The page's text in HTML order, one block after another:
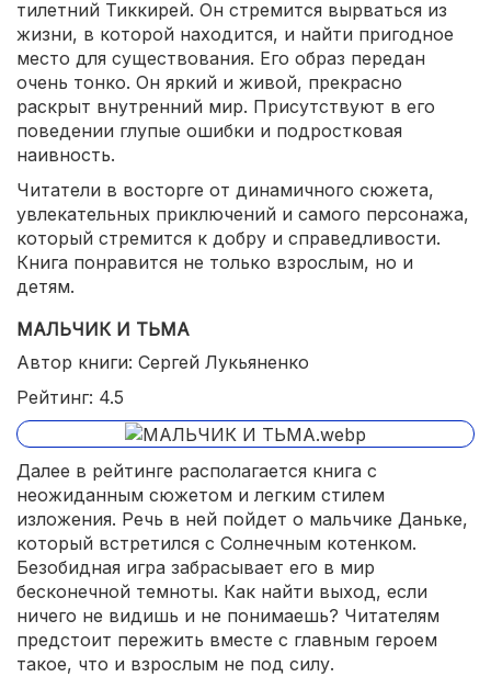
тилетний Тиккирей. Он стремится вырваться из
жизни, в которой находится, и найти пригодное
место для существования. Его образ передан
очень тонко. Он яркий и живой, прекрасно
раскрыт внутренний мир. Присутствуют в его
поведении глупые ошибки и подростковая
наивность.
Читатели в восторге от динамичного сюжета,
увлекательных приключений и самого персонажа,
который стремится к добру и справедливости.
Книга понравится не только взрослым, но и
детям.
МАЛЬЧИК И ТЬМА
Автор книги: Сергей Лукьяненко
Рейтинг: 4.5
Далее в рейтинге располагается книга с
неожиданным сюжетом и легким стилем
изложения. Речь в ней пойдет о мальчике Даньке,
который встретился с Солнечным котенком.
Безобидная игра забрасывает его в мир
бесконечной темноты. Как найти выход, если
ничего не видишь и не понимаешь? Читателям
предстоит пережить вместе с главным героем
такое, что и взрослым не под силу.